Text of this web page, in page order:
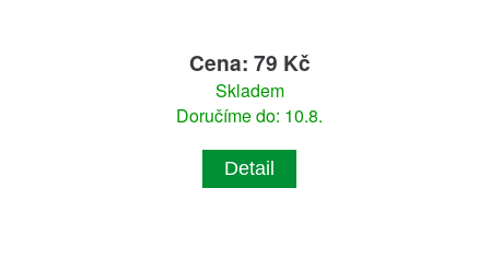
Cena: 79 Kč
Skladem
Doručíme do: 10.8.
Detail